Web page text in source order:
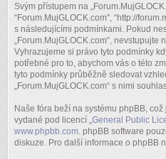
Svým přístupem na
“Forum.MujGLOCK.com”, “http://
s následujícími podmínkami. Pokud
„Forum.MujGLOCK.com“, nevstupujte
Vyhrazujeme si právo tyto podmínky
potřebné pro to, abychom vás o této
tyto podmínky průběžně sledovat
„Forum.MujGLOCK.com“ s nimi
Naše fóra beží na systému phpBB,
vydané pod licencí „ General Public
www.phpbb.com . phpBB software
diskuze. Pro další informace o phpBB